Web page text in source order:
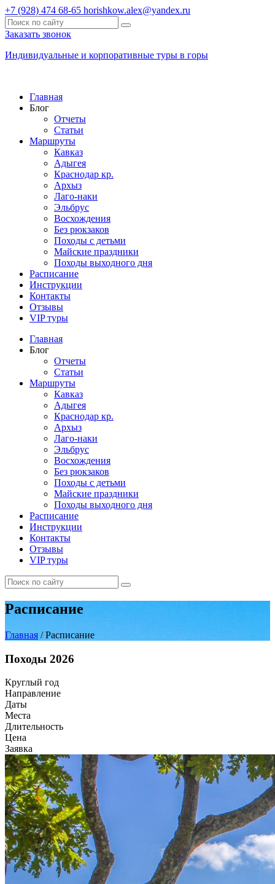
+7 (928) 474 68-65 horishkow.alex@yandex.ru
Заказать звонок
Индивидуальные и корпоративные туры в горы
Главная
Блог
Отчеты
Статьи
Маршруты
Кавказ
Адыгея
Краснодар кр.
Архыз
Лаго-наки
Эльбрус
Восхождения
Без рюкзаков
Походы с детьми
Майские праздники
Походы выходного дня
Расписание
Инструкции
Контакты
Отзывы
VIP туры
Главная
Блог
Отчеты
Статьи
Маршруты
Кавказ
Адыгея
Краснодар кр.
Архыз
Лаго-наки
Эльбрус
Восхождения
Без рюкзаков
Походы с детьми
Майские праздники
Походы выходного дня
Расписание
Инструкции
Контакты
Отзывы
VIP туры
Расписание
Главная /Расписание
Походы 2026
Круглый год
Направление
Даты
Места
Длительность
Цена
Заявка